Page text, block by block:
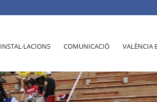
INSTAL·LACIONS COMUNICACIÓ VALÈNCIA